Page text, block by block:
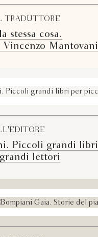
TRADUTTORE
stessa cosa.
Vincenzo Mantovani
Piccoli grandi libri
lettori